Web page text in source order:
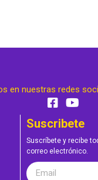
en nuestras redes
Suscribete
Suscríbete y recibe
correo electrónico.